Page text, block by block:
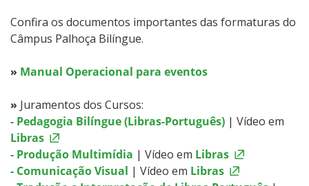
Assistência Estudantil
Formaturas
Estágio
Monitoria
Confira os documentos importantes das formaturas do
Câmpus Palhoça Bilíngue.
» Manual Operacional para eventos
» Juramentos dos Cursos:
- Pedagogia Bilíngue (Libras-Português) | Vídeo em
Libras
- Produção Multimídia | Vídeo em Libras
- Comunicação Visual | Vídeo em Libras